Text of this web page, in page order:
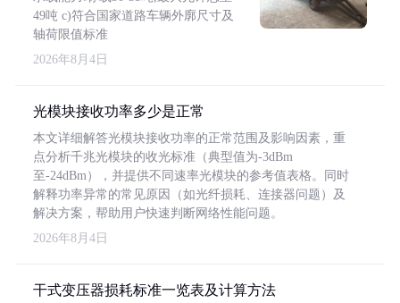
49吨 c)符合国家道路车辆外廓尺寸及
轴荷限值标准
2026年8月4日
光模块接收功率多少是正常
本文详细解答光模块接收功率的正常范围及影响因素，重
点分析千兆光模块的收光标准（典型值为-3dBm
至-24dBm），并提供不同速率光模块的参考值表格。同时
解释功率异常的常见原因（如光纤损耗、连接器问题）及
解决方案，帮助用户快速判断网络性能问题。
2026年8月4日
干式变压器损耗标准一览表及计算方法